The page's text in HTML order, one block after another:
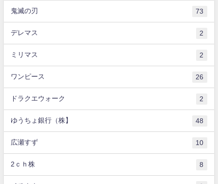
鬼滅の刃 73
デレマス 2
ミリマス 2
ワンピース 26
ドラクエウォーク 2
ゆうちょ銀行（株】 48
広瀬すず 10
2ｃｈ株 8